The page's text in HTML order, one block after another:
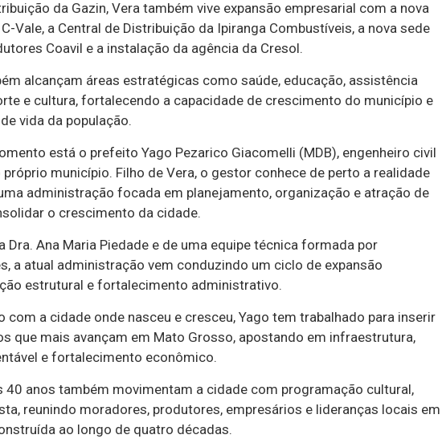
da Gazin, Vera também vive expansão empresarial com a nova
Vale, a Central de Distribuição da Ipiranga Combustíveis, a nova sede
Coavil e a instalação da agência da Cresol.
alcançam áreas estratégicas como saúde, educação, assistência
e cultura, fortalecendo a capacidade de crescimento do município e
vida da população.
está o prefeito Yago Pezarico Giacomelli (MDB), engenheiro civil
município. Filho de Vera, o gestor conhece de perto a realidade
administração focada em planejamento, organização e atração de
o crescimento da cidade.
Dra. Ana Maria Piedade e de uma equipe técnica formada por
a atual administração vem conduzindo um ciclo de expansão
estrutural e fortalecimento administrativo.
a cidade onde nasceu e cresceu, Yago tem trabalhado para inserir
que mais avançam em Mato Grosso, apostando em infraestrutura,
e fortalecimento econômico.
anos também movimentam a cidade com programação cultural,
reunindo moradores, produtores, empresários e lideranças locais em
ao longo de quatro décadas.